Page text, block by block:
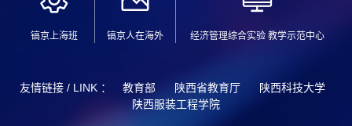
镐京上海班 镐京人在海外 经济管理综合实验 教学示范中心
友情链接 / LINK ： 教育部 陕西省教育厅
陕西科技大学
陕西服装工程学院